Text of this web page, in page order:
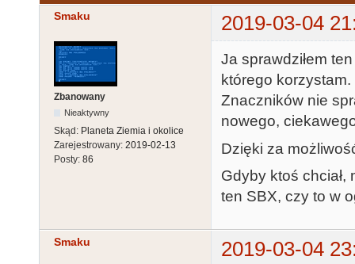
Smaku 2019-03-04
Zbanowany
Nieaktywny
Skąd: Planeta Ziemia i okolice
Zarejestrowany: 2019-02-13
Posty: 86
Ja sprawdziłem
którego
Znaczników nie
nowego,
Dzięki za
Gdyby ktoś
ten SBX, czy to w
Smaku
2019-03-04